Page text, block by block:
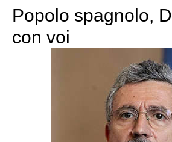
Popolo spagnolo,
con voi